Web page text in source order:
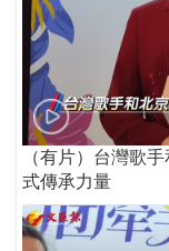
（有片）台灣歌
式傳承力量